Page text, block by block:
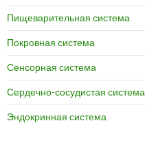
Пищеварительная система
Покровная система
Сенсорная система
Сердечно-сосудистая система
Эндокринная система